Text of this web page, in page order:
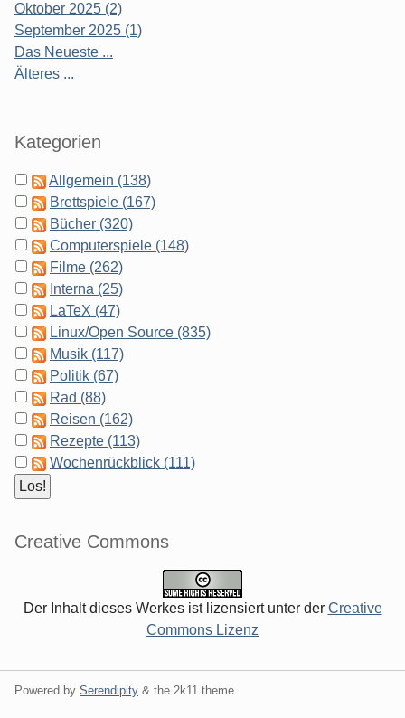
Oktober 2025 (2)
September 2025 (1)
Das Neueste ...
Älteres ...
Kategorien
Allgemein (138)
Brettspiele (167)
Bücher (320)
Computerspiele (148)
Filme (262)
Interna (25)
LaTeX (47)
Linux/Open Source (835)
Musik (117)
Politik (67)
Rad (88)
Reisen (162)
Rezepte (113)
Wochenrückblick (111)
Creative Commons
Der Inhalt dieses Werkes ist lizensiert unter der Creative
Commons Lizenz
Powered by Serendipity & the 2k11 theme.